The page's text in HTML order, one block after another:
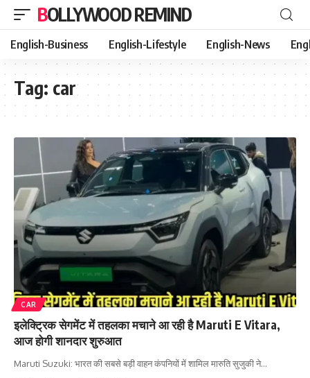
BOLLYWOOD REMIND
English-Business English-Lifestyle English-News
Tag: car
CAR
इलेक्ट्रिक सेगमेंट में तहलका मचाने आ रही है Maruti E Vitara,
आज होगी शानदार शुरुआत
Maruti Suzuki: भारत की सबसे बड़ी वाहन कंपनियों में शामिल मारुति सुजुकी ने…